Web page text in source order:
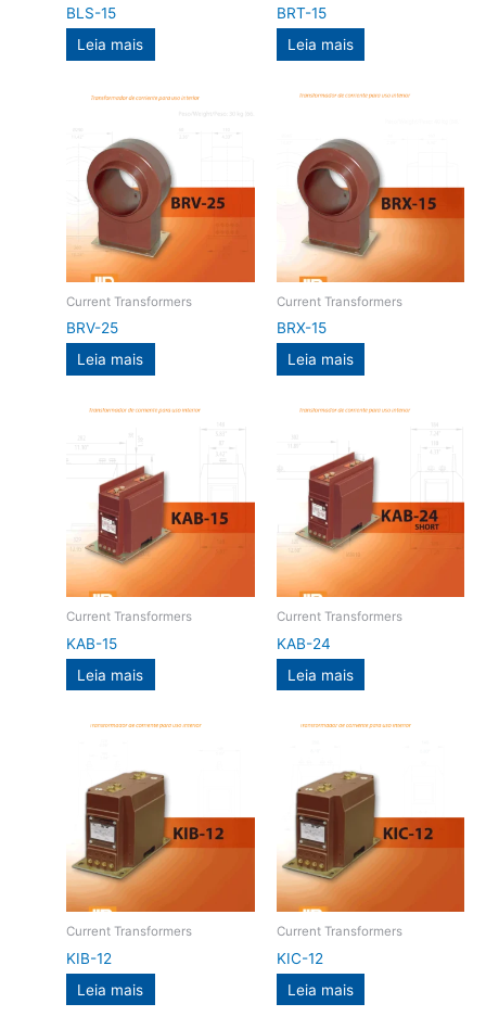
BLS-15
Leia mais
BRT-15
Leia mais
Current Transformers
BRV-25
Leia mais
Current Transformers
BRX-15
Leia mais
Current Transformers
KAB-15
Leia mais
Current Transformers
KAB-24
Leia mais
Current Transformers
KIB-12
Leia mais
Current Transformers
KIC-12
Leia mais